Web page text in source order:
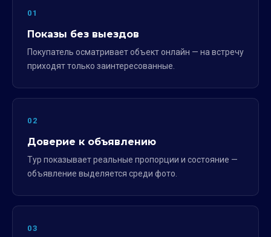
01
Показы без выездов
Покупатель осматривает объект онлайн — на встречу
приходят только заинтересованные.
02
Доверие к объявлению
Тур показывает реальные пропорции и состояние —
объявление выделяется среди фото.
03